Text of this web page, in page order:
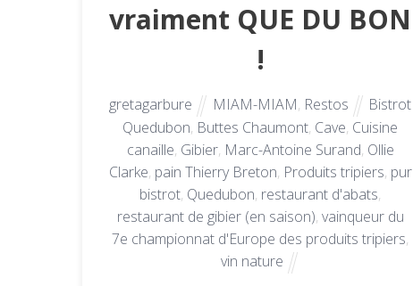
vraiment QUE DU BON
!
gretagarbure MIAM-MIAM, Restos
Bistrot
Quedubon, Buttes Chaumont, Cave, Cuisine
canaille, Gibier, Marc-Antoine Surand, Ollie
Clarke, pain Thierry Breton, Produits tripiers, pur
bistrot, Quedubon, restaurant d'abats,
restaurant de gibier (en saison), vainqueur du
7e championnat d'Europe des produits tripiers,
vin nature